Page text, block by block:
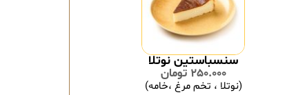
سنسباستین نوتلا
250.000 تومان
(نوتلا ، تخم مرغ ،خامه)